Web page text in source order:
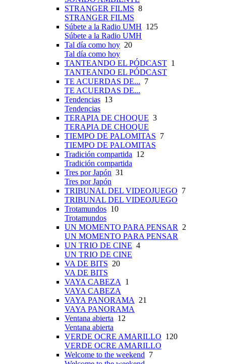
STRANGER FILMS 8
STRANGER FILMS
Súbete a la Radio UMH 125
Súbete a la Radio UMH
Tal día como hoy 20
Tal día como hoy
TANTEANDO EL PÓDCAST 1
TANTEANDO EL PÓDCAST
TE ACUERDAS DE... 7
TE ACUERDAS DE...
Tendencias 13
Tendencias
TERAPIA DE CHOQUE 3
TERAPIA DE CHOQUE
TIEMPO DE PALOMITAS 7
TIEMPO DE PALOMITAS
Tradición compartida 12
Tradición compartida
Tres por Japón 31
Tres por Japón
TRIBUNAL DEL VIDEOJUEGO 7
TRIBUNAL DEL VIDEOJUEGO
Trotamundos 10
Trotamundos
UN MOMENTO PARA PENSAR
2
UN MOMENTO PARA PENSAR
UN TRIO DE CINE 4
UN TRIO DE CINE
VA DE BITS 20
VA DE BITS
VAYA CABEZA
1
VAYA CABEZA
VAYA PANORAMA
21
VAYA PANORAMA
Ventana abierta 12
Ventana abierta
VERDE OCRE AMARILLO 120
VERDE OCRE AMARILLO
Welcome to the weekend 7